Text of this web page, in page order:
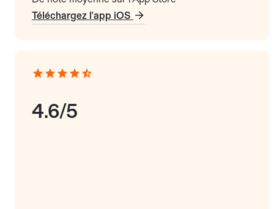
Téléchargez l'app iOS
4.6/5